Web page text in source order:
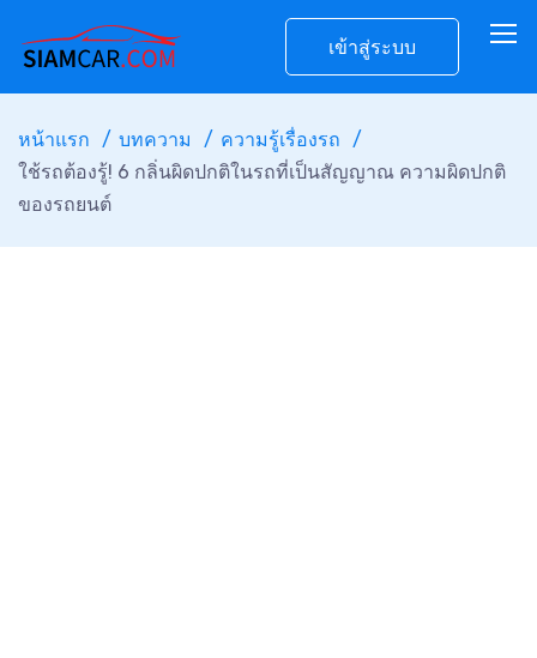
เข้าสู่ระบบ
หน้าแรก บทความ
ความรู้เรื่องรถ
ใช้รถต้องรู้! 6 กลิ่นผิดปกติในรถที่เป็นสัญญาณ ความผิดปกติ
ของรถยนต์